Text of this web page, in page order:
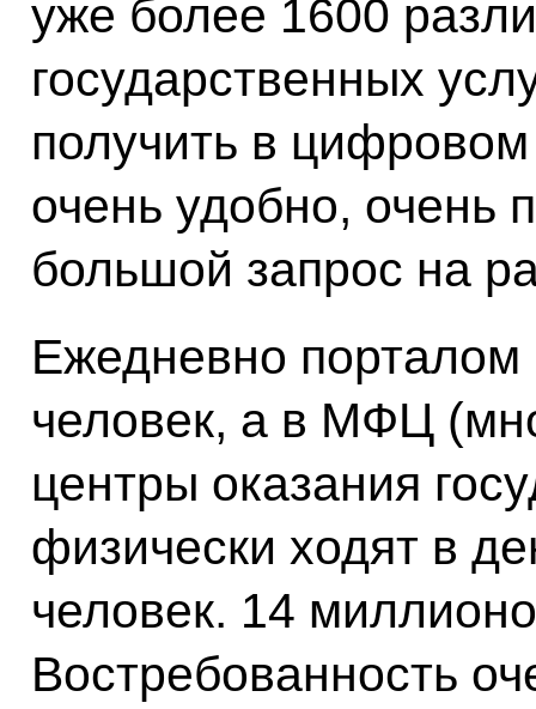
уже более 1600
государственных
получить в
очень удобно, очень
большой запрос на
Ежедневно порталом
человек, а в МФЦ
центры оказания
физически ходят в
человек. 14
Востребованность